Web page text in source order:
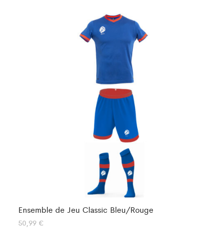
Ensemble de Jeu Classic Bleu/Rouge
50,99 €